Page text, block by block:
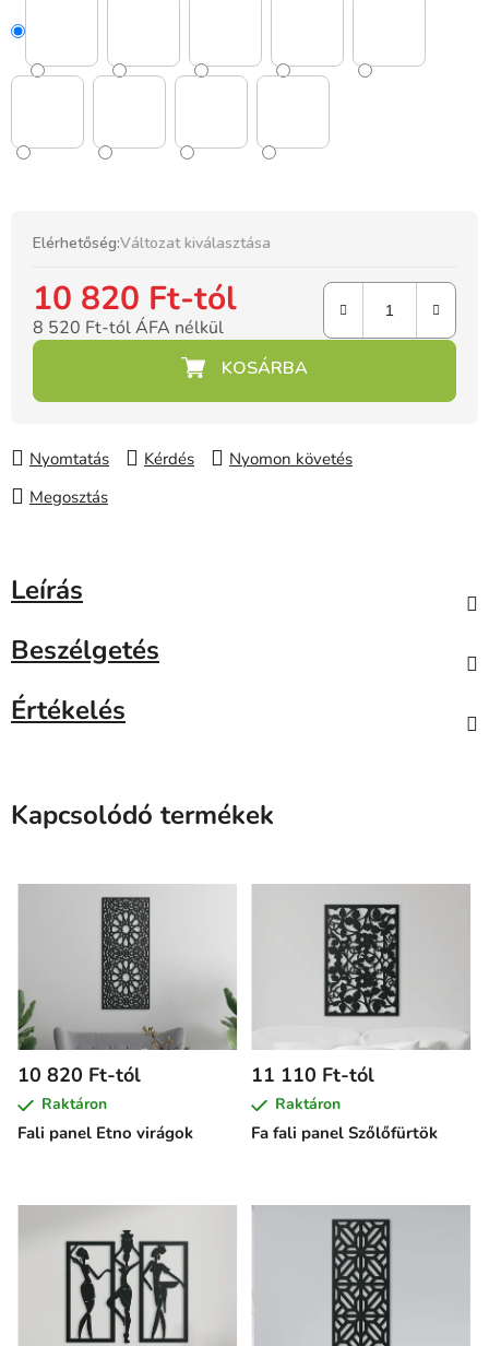
Elérhetőség:Változat kiválasztása
10 820 Ft-tól
8 520 Ft-tól ÁFA nélkül
Nyomtatás Kérdés
Nyomon követés
Megosztás
Leírás
Beszélgetés
Értékelés
Kapcsolódó termékek
Fali panel Etno virágok
10 820 Ft-tól
Raktáron
Fa fali panel Szőlőfürtök
11 110 Ft-tól
Raktáron